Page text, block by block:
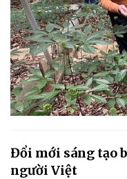
Đổi mới sáng tạo
người Việt